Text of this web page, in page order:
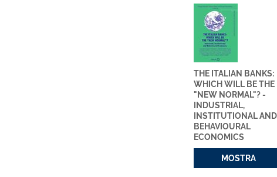
THE ITALIAN BANKS:
WHICH WILL BE THE
"NEW NORMAL"? -
INDUSTRIAL,
INSTITUTIONAL AND
BEHAVIOURAL
ECONOMICS
MOSTRA